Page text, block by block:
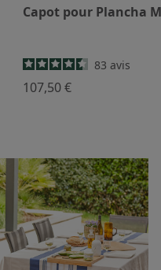
Capot pour Plancha
83 avis
107,50 €